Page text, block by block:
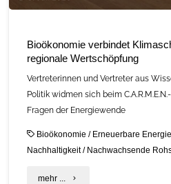
Bioökonomie verbindet
regionale Wertschöpfung
Vertreterinnen und Vertreter aus
Politik widmen sich beim
Fragen der Energiewende
Bioökonomie / Erneuerbare
Nachhaltigkeit/ Nachwachsende
mehr ... "Bioökonomie